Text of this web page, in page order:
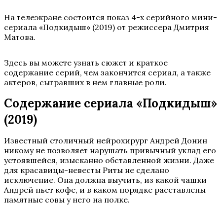
На телеэкране состоится показ 4-х серийного мини-
сериала «Подкидыш» (2019) от режиссера Дмитрия
Матова.
Здесь вы можете узнать сюжет и краткое
содержание серий, чем закончится сериал, а также
актеров, сыгравших в нем главные роли.
Содержание сериала «Подкидыш»
(2019)
Известный столичный нейрохирург Андрей Донин
никому не позволяет нарушать привычный уклад его
устоявшейся, изысканно обставленной жизни. Даже
для красавицы-невесты Риты не сделано
исключение. Она должна выучить, из какой чашки
Андрей пьет кофе, и в каком порядке расставлены
памятные совы у него на полке.